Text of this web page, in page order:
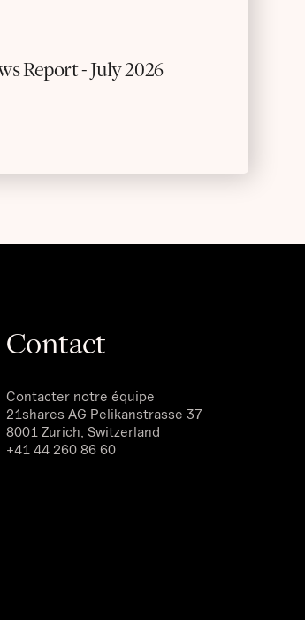
Report - July 2026
Contact
Contacter notre équipe
21shares AG Pelikanstrasse 37
8001 Zurich, Switzerland
+41 44 260 86 60